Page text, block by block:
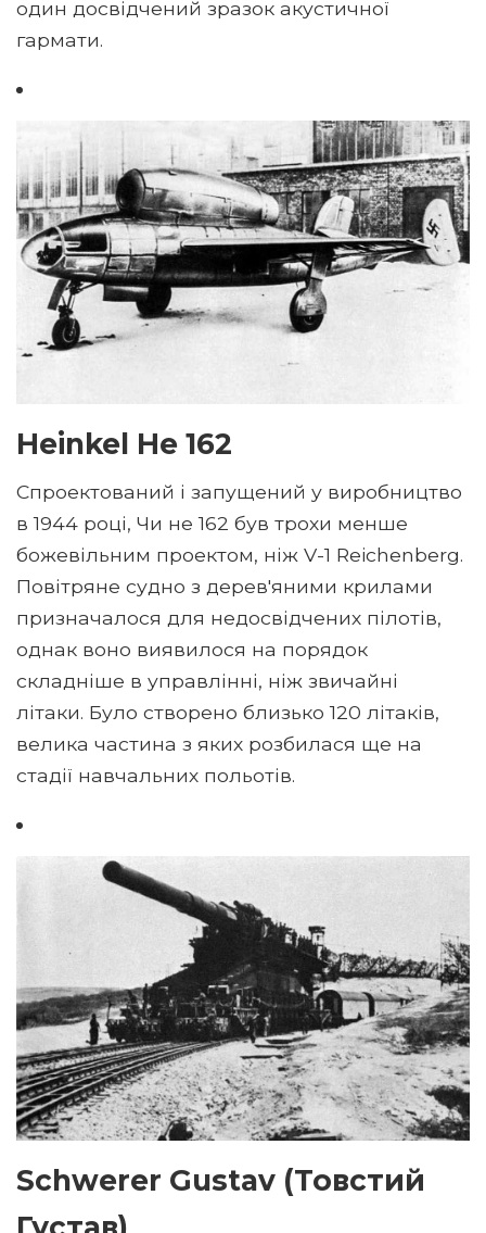
один досвідчений зразок акустичної
гармати.
Heinkel He 162
Спроектований і запущений у виробництво
в 1944 році, Чи не 162 був трохи менше
божевільним проектом, ніж V-1 Reichenberg.
Повітряне судно з дерев'яними крилами
призначалося для недосвідчених пілотів,
однак воно виявилося на порядок
складніше в управлінні, ніж звичайні
літаки. Було створено близько 120 літаків,
велика частина з яких розбилася ще на
стадії навчальних польотів.
Schwerer Gustav (Товстий